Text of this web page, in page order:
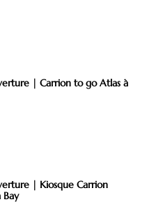
| Carrion to go Atlas à
| Kiosque Carrion
Bay